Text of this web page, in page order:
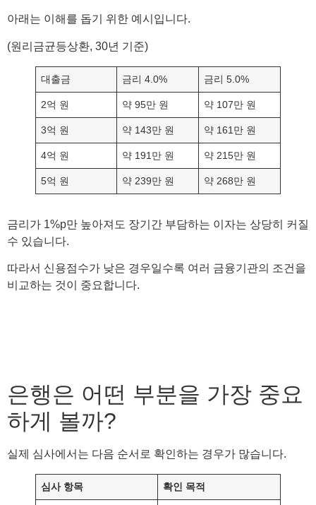
아래는 이해를 돕기 위한 예시입니다.
(원리금균등상환, 30년 기준)
대출금 금리 4.0% 금리 5.0%
2억 원 약 95만 원 약 107만 원
3억 원 약 143만 원 약 161만 원
4억 원 약 191만 원 약 215만 원
5억 원 약 239만 원 약 268만 원
금리가 1%p만 높아져도 장기간 부담하는 이자는 상당히 커질
수 있습니다.
따라서 신용점수가 낮은 경우일수록 여러 금융기관의 조건을
비교하는 것이 중요합니다.
은행은 어떤 부분을 가장 중요
하게 볼까?
실제 심사에서는 다음 순서로 확인하는 경우가 많습니다.
심사 항목 확인 목적